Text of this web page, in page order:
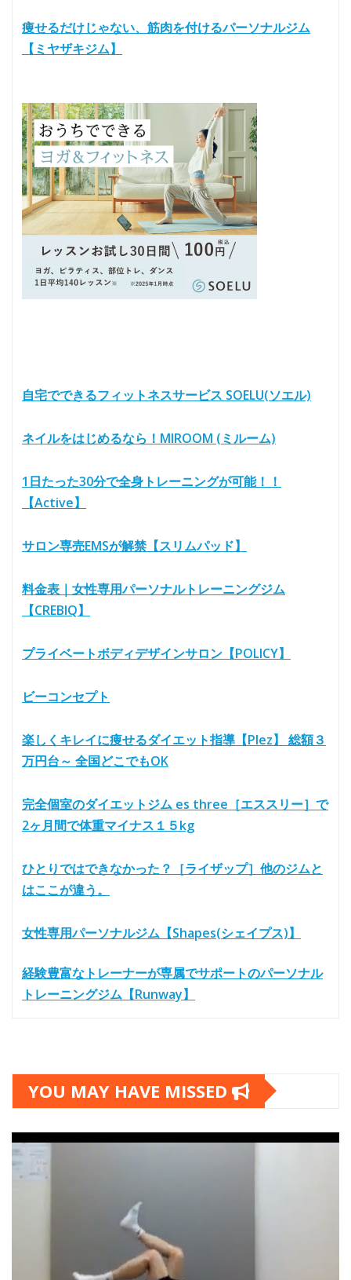
痩せるだけじゃない、筋肉を付けるパーソナルジム
【ミヤザキジム】
自宅でできるフィットネスサービス SOELU(ソエル)
ネイルをはじめるなら！MIROOM (ミルーム)
1日たった30分で全身トレーニングが可能！！
【Active】
サロン専売EMSが解禁【スリムパッド】
料金表｜女性専用パーソナルトレーニングジム
【CREBIQ】
プライベートボディデザインサロン【POLICY】
ビーコンセプト
楽しくキレイに痩せるダイエット指導【Plez】 総額３
万円台～ 全国どこでもOK
完全個室のダイエットジム es three［エススリー］で
2ヶ月間で体重マイナス１５kg
ひとりではできなかった？［ライザップ］他のジムと
はここが違う。
女性専用パーソナルジム【Shapes(シェイプス)】
経験豊富なトレーナーが専属でサポートのパーソナル
トレーニングジム【Runway】
YOU MAY HAVE MISSED